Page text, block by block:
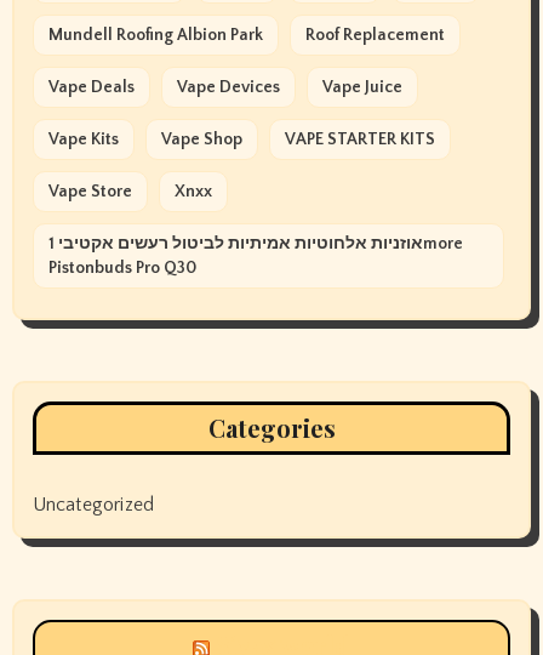
Mundell Roofing Albion Park Roof Replacement
Vape Deals Vape Devices Vape Juice
Vape Kits Vape Shop VAPE STARTER KITS
Vape Store Xnxx
אוזניות אלחוטיות אמיתיות לביטול רעשים אקטיבי 1more
Pistonbuds Pro Q30
Categories
Uncategorized